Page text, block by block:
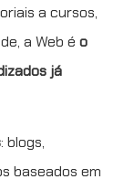
a cursos,
a Web é o
já
: blogs,
baseados em